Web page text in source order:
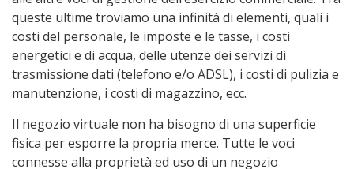
queste ultime troviamo una infinità di elementi, quali i
costi del personale, le imposte e le tasse, i costi
energetici e di acqua, delle utenze dei servizi di
trasmissione dati (telefono e/o ADSL), i costi di pulizia e
manutenzione, i costi di magazzino, ecc.
Il negozio virtuale non ha bisogno di una superficie
fisica per esporre la propria merce. Tutte le voci
connesse alla proprietà ed uso di un negozio